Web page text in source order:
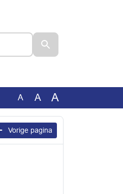
A A A
Vorige pagina